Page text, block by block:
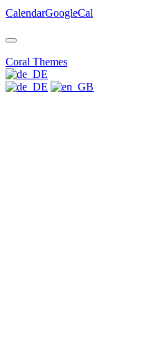
CalendarGoogleCal
Coral Themes